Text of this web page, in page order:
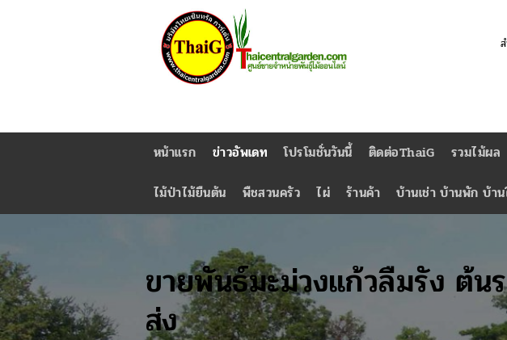
หน้าแรก ข่าวอัพเดท โปรโมชั่นวันนี้ ติดต่อThaiG รวมไม้ผล
ไม้ป่าไม้ยืนต้น
พืชสวนครัว ไผ่ ร้านค้า บ้านเช่า บ้านพัก บ้า
ขายพันธ์มะม่วงแก้วลืมรัง ต้น
ส่ง